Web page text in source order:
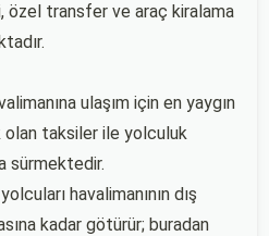
özel transfer ve araç kiralama
ulaşım için en yaygın
taksiler ile yolculuk
sürmektedir.
havalimanının dış
kadar götürür; buradan